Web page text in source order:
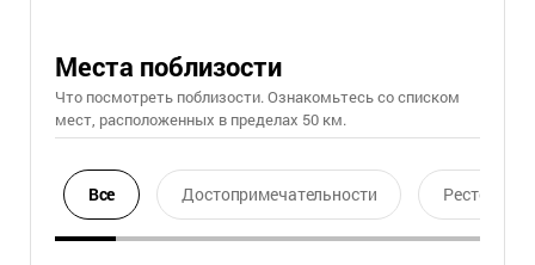
Места поблизости
Что посмотреть поблизости. Ознакомьтесь со списком
мест, расположенных в пределах 50 км.
Все Достопримечательности Ресторан